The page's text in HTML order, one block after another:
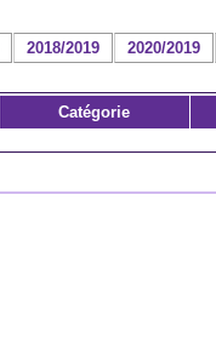
2020/2019
2018/2019
Catégorie